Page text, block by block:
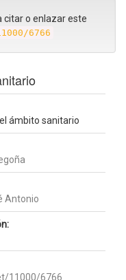
citar o enlazar este
6766
ámbito sanitario
Antonio
11000/6766